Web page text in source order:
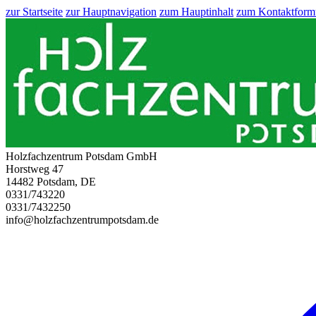
zur Startseite zur Hauptnavigation zum Hauptinhalt zum
Holzfachzentrum Potsdam GmbH
Horstweg 47
14482 Potsdam, DE
0331/743220
0331/7432250
info@holzfachzentrumpotsdam.de